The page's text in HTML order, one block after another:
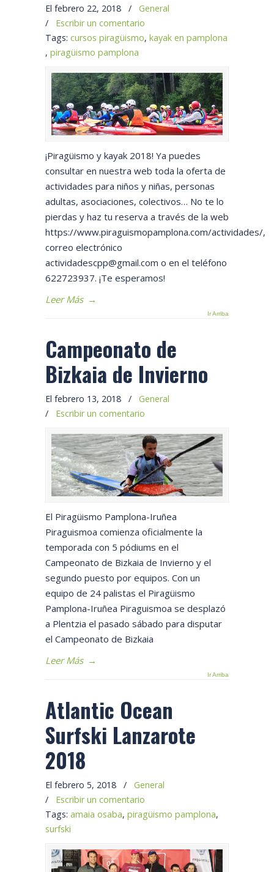
El febrero 22, 2018 /
General
/ Escribir un comentario
Tags: cursos piragüismo, kayak en pamplona
, piragüismo pamplona
¡Piragüismo y kayak 2018! Ya puedes
consultar en nuestra web toda la oferta de
actividades para niños y niñas, personas
adultas, asociaciones, colectivos… No te lo
pierdas y haz tu reserva a través de la web
https://www.piraguismopamplona.com/actividades/,
correo electrónico
actividadescpp@gmail.com o en el teléfono
622723937. ¡Te esperamos!
Leer Más →
Ir Arriba
Campeonato de
Bizkaia de Invierno
El febrero 13, 2018 /
General
/ Escribir un comentario
El Piragüismo Pamplona-Iruñea
Piraguismoa comienza oficialmente la
temporada con 5 pódiums en el
Campeonato de Bizkaia de Invierno y el
segundo puesto por equipos. Con un
equipo de 24 palistas el Piragüismo
Pamplona-Iruñea Piraguismoa se desplazó
a Plentzia el pasado sábado para disputar
el Campeonato de Bizkaia
Leer Más →
Ir Arriba
Atlantic Ocean
Surfski Lanzarote
2018
El febrero 5, 2018 /
General
/ Escribir un comentario
Tags: amaia osaba, piragüismo pamplona,
surfski